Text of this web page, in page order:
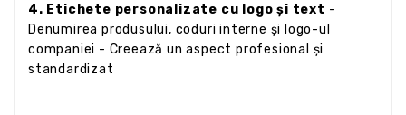
4. Etichete personalizate cu logo și text -
Denumirea produsului, coduri interne și logo-ul
companiei - Creează un aspect profesional și
standardizat